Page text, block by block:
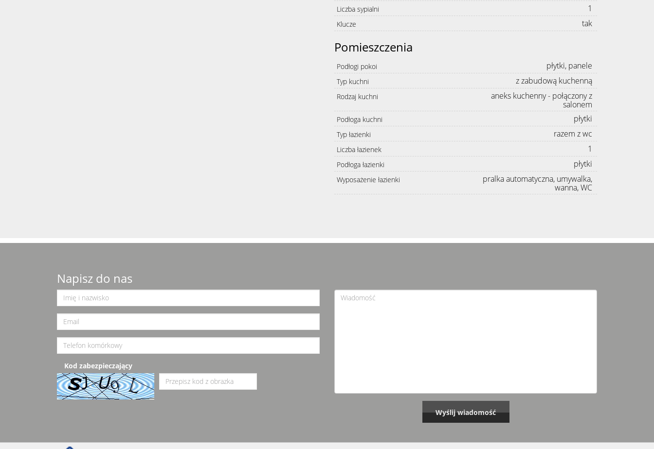
Liczba sypialni 1
Klucze tak
Pomieszczenia
Podłogi pokoi płytki, panele
Typ kuchni z zabudową kuchenną
Rodzaj kuchni
aneks kuchenny - połączony z
salonem
Podłoga kuchni płytki
Typ łazienki razem z wc
Liczba łazienek 1
Podłoga łazienki płytki
Wyposażenie łazienki
pralka automatyczna, umywalka,
wanna, WC
Napisz do nas
Kod zabezpieczający